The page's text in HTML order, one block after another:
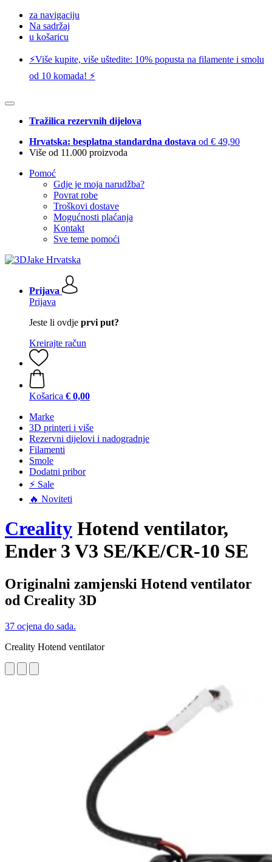
za navigaciju
Na sadržaj
u košaricu
⚡️Više kupite, više uštedite: 10% popusta na filamente i smolu
od 10 komada! ⚡️
Tražilica rezervnih dijelova
Hrvatska: besplatna standardna dostava od € 49,90
Više od 11.000 proizvoda
Pomoć
Gdje je moja narudžba?
Povrat robe
Troškovi dostave
Mogućnosti plaćanja
Kontakt
Sve teme pomoći
Prijava
Prijava
Jeste li ovdje prvi put?
Kreirajte račun
Košarica € 0,00
Marke
3D printeri i više
Rezervni dijelovi i nadogradnje
Filamenti
Smole
Dodatni pribor
⚡ Sale
🔥 Noviteti
Creality Hotend ventilator,
Ender 3 V3 SE/KE/CR-10 SE
Originalni zamjenski Hotend ventilator
od Creality 3D
37 ocjena do sada.
Creality Hotend ventilator